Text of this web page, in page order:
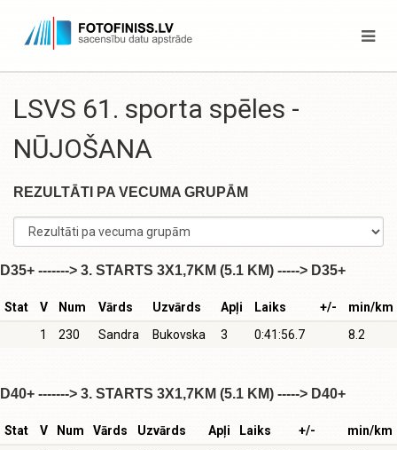
LSVS 61. sporta spēles -
NŪJOŠANA
REZULTĀTI PA VECUMA GRUPĀM
D35+ -------> 3. STARTS 3X1,7KM (5.1 KM) -----> D35+
Stat V Num Vārds Uzvārds Apļi Laiks +/-
min/km
1
230 Sandra Bukovska 3 0:41:56.7 8.2
D40+ -------> 3. STARTS 3X1,7KM (5.1 KM) -----> D40+
Stat V Num Vārds Uzvārds Apļi Laiks +/-
min/km